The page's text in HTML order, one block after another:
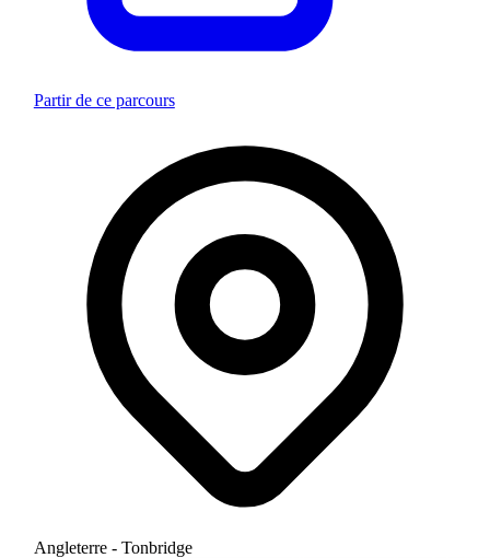
Partir de ce parcours
Angleterre - Tonbridge